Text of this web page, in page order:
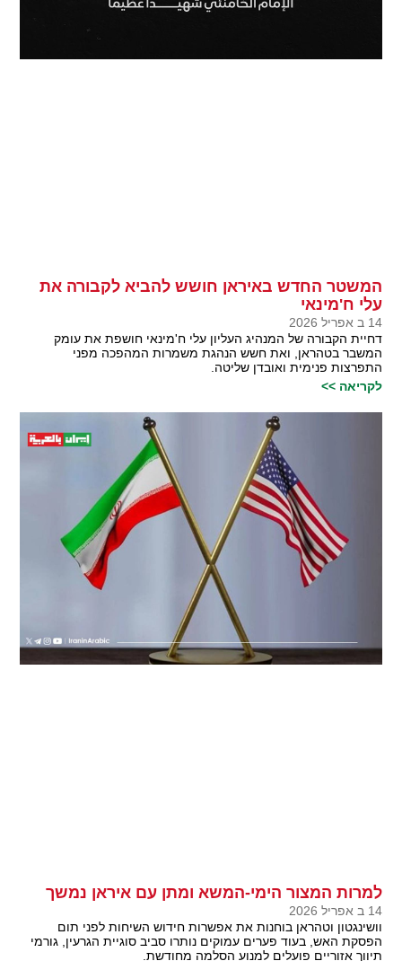
המשטר החדש באיראן חושש להביא לקבורה את
עלי ח'מינאי
14 ב אפריל 2026
דחיית הקבורה של המנהיג העליון עלי ח'מינאי חושפת את עומק
המשבר בטהראן, ואת חשש הנהגת משמרות המהפכה מפני
התפרצות פנימית ואובדן שליטה.
לקריאה >>
למרות המצור הימי-המשא ומתן עם איראן נמשך
14 ב אפריל 2026
וושינגטון וטהראן בוחנות את אפשרות חידוש השיחות לפני תום
הפסקת האש, בעוד פערים עמוקים נותרו סביב סוגיית הגרעין, גורמי
תיווך אזוריים פועלים למנוע הסלמה מחודשת.